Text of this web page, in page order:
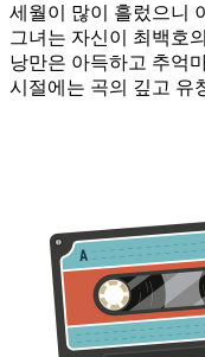
세월이 많이 흘렀으니
그녀는 자신이 최백호
낭만은 아득하고 추억
시절에는 곡의 깊고 유